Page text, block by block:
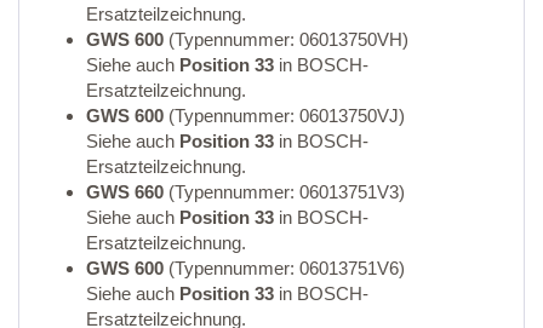
Ersatzteilzeichnung.
GWS 600 (Typennummer: 06013750VH)
Siehe auch Position 33 in BOSCH-
Ersatzteilzeichnung.
GWS 600 (Typennummer: 06013750VJ)
Siehe auch Position 33 in BOSCH-
Ersatzteilzeichnung.
GWS 660 (Typennummer: 06013751V3)
Siehe auch Position 33 in BOSCH-
Ersatzteilzeichnung.
GWS 600 (Typennummer: 06013751V6)
Siehe auch Position 33 in BOSCH-
Ersatzteilzeichnung.